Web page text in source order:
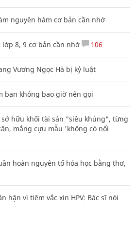
nguyên hàm cơ bản cần nhớ
lớp 8, 9 cơ bản cần nhớ 106
Vương Ngọc Hà bị kỷ luật
bạn không bao giờ nên gọi
hữu khối tài sản "siêu khủng", từng
mắng cựu mẫu 'không có nổi
hoàn nguyên tố hóa học bằng thơ,
hận vì tiêm vắc xin HPV: Bác sĩ nói